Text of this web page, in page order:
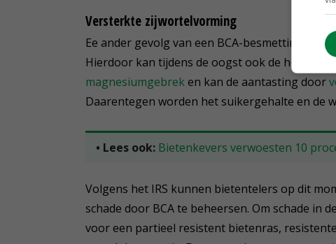
Versterkte zijwortelvorming
Ee ander gevolg van een BCA-besmetting is
Hierdoor kan tijdens de oogst ook de
magnesiumgebreken kan de aantasting door
Daarentegen worden het suikergehalte en de
• Lees ook: Bietenkevers verwoesten 10
Volgens het IRS kunnen bietentelers op dit
schade door BCA te beheersen. Om schade
voor een partieel resistent bietenras,